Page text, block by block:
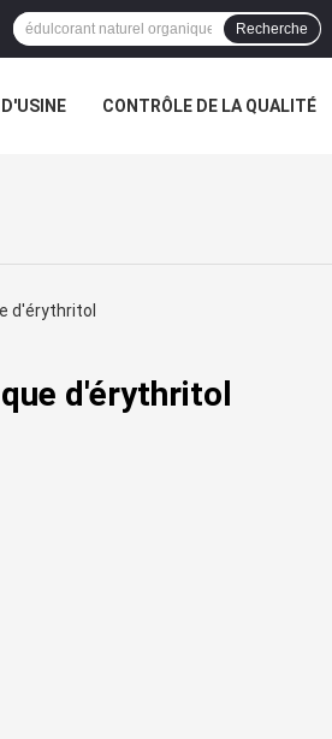
Recherche
CONTRÔLE DE LA QUALITÉ
d'érythritol
d'érythritol